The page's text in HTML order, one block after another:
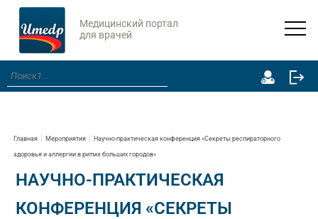
Медицинский портал
для врачей
Главная Мероприятия Научно-практическая конференция «Секреты респираторного
здоровья и аллергии в ритме больших городов»
НАУЧНО-ПРАКТИЧЕСКАЯ
КОНФЕРЕНЦИЯ «СЕКРЕТЫ